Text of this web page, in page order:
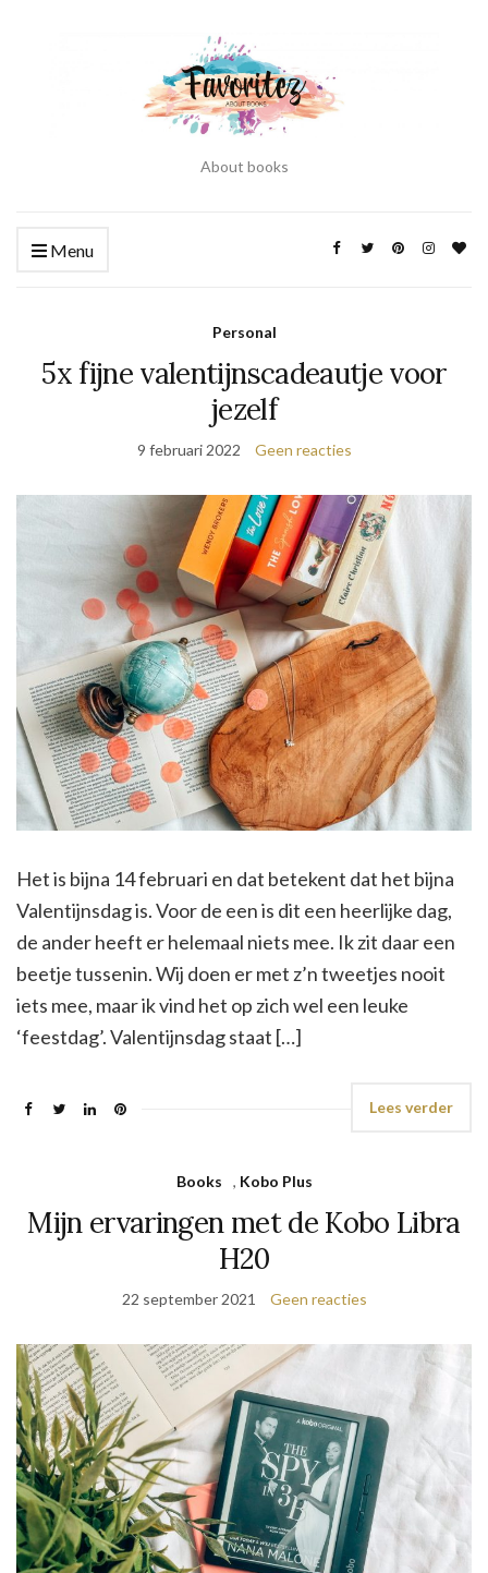
About books
Menu
Personal
5x fijne valentijnscadeautje voor
jezelf
9 februari 2022 Geen reacties
Het is bijna 14 februari en dat betekent dat het bijna
Valentijnsdag is. Voor de een is dit een heerlijke dag,
de ander heeft er helemaal niets mee. Ik zit daar een
beetje tussenin. Wij doen er met z’n tweetjes nooit
iets mee, maar ik vind het op zich wel een leuke
‘feestdag’. Valentijnsdag staat […]
Lees verder
Books , Kobo Plus
Mijn ervaringen met de Kobo Libra
H20
22 september 2021 Geen reacties